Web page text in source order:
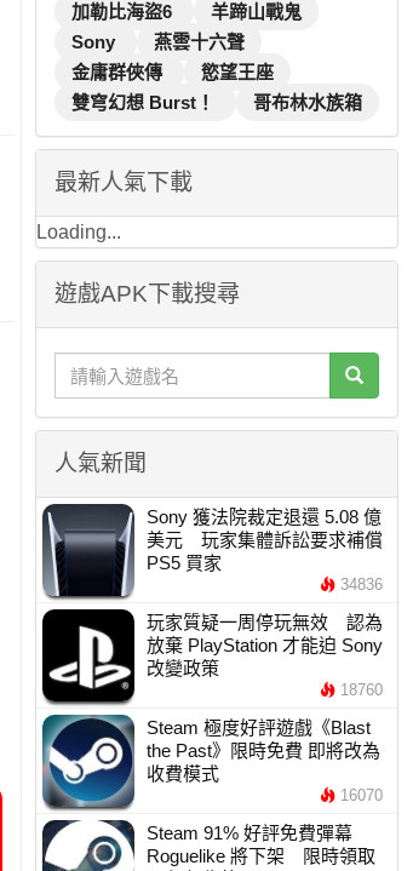
加勒比海盜6
羊蹄山戰鬼
Sony
燕雲十六聲
金庸群俠傳
慾望王座
雙穹幻想 Burst！
哥布林水族箱
最新人氣下載
Loading...
遊戲APK下載搜尋
人氣新聞
Sony 獲法院裁定退還 5.08 億
美元 玩家集體訴訟要求補償
PS5 買家
34836
玩家質疑一周停玩無效 認為
放棄 PlayStation 才能迫 Sony
改變政策
18760
Steam 極度好評遊戲《Blast
the Past》限時免費 即將改為
收費模式
16070
Steam 91% 好評免費彈幕
Roguelike 將下架 限時領取